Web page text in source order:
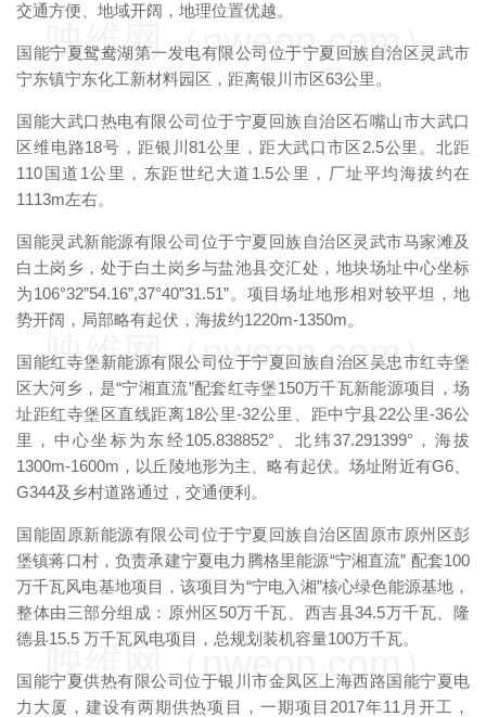
交通方便、地域开阔，地理位置优越。
国能宁夏鸳鸯湖第一发电有限公司位于宁夏回族自治区灵武市
宁东镇宁东化工新材料园区，距离银川市区63公里。
国能大武口热电有限公司位于宁夏回族自治区石嘴山市大武口
区维电路18号，距银川81公里，距大武口市区2.5公里。北距
110国道1公里，东距世纪大道1.5公里，厂址平均海拔约在
1113m左右。
国能灵武新能源有限公司位于宁夏回族自治区灵武市马家滩及
白土岗乡，处于白土岗乡与盐池县交汇处，地块场址中心坐标
为106°32”54.16”,37°40”31.51”。项目场址地形相对较平坦，地
势开阔，局部略有起伏，海拔约1220m-1350m。
国能红寺堡新能源有限公司位于宁夏回族自治区吴忠市红寺堡
区大河乡，是“宁湘直流”配套红寺堡150万千瓦新能源项目，场
址距红寺堡区直线距离18公里-32公里、距中宁县22公里-36公
里，中心坐标为东经105.838852°、北纬37.291399°，海拔
1300m-1600m，以丘陵地形为主、略有起伏。场址附近有G6、
G344及乡村道路通过，交通便利。
国能固原新能源有限公司位于宁夏回族自治区固原市原州区彭
堡镇蒋口村，负责承建宁夏电力腾格里能源“宁湘直流” 配套100
万千瓦风电基地项目，该项目为“宁电入湘”核心绿色能源基地，
整体由三部分组成：原州区50万千瓦、西吉县34.5万千瓦、隆
德县15.5 万千瓦风电项目，总规划装机容量100万千瓦。
国能宁夏供热有限公司位于银川市金凤区上海西路国能宁夏电
力大厦，建设有两期供热项目，一期项目2017年11月开工，
映维网（nweon.com）
映维网（nweon.com）
映维网（nweon.com）